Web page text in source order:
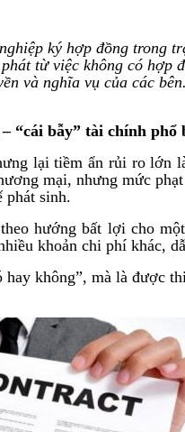
ký hợp đồng
từ việc không có hợp
và nghĩa vụ của các
“cái bẫy” tài chính phổ
lại tiềm ẩn rủi ro lớn
mại, nhưng mức
phát sinh.
hướng bất lợi cho
khoản chi phí khác,
không”, mà là được